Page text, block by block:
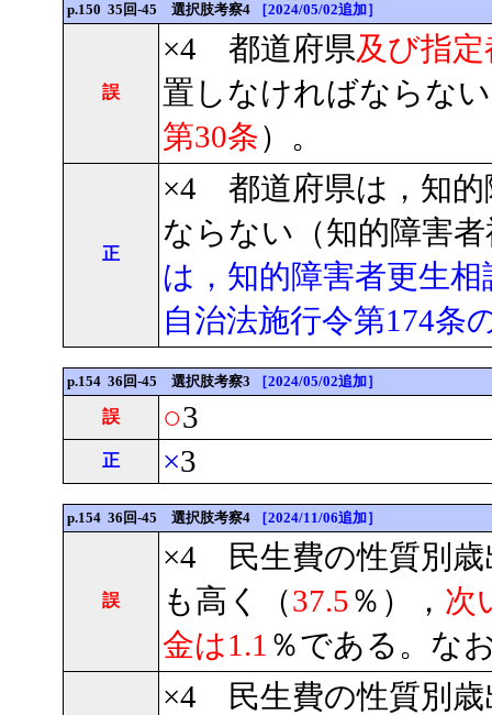
p.150 35回-45 選択肢考察4 ［2024/05/02追加］
誤
×4 都道府県及び指定
置しなければならな
第30条）。
正
×4 都道府県は，知的
ならない（知的障害
は，知的障害者更生
自治法施行令第174条
p.154 36回-45 選択肢考察3 ［2024/05/02追加］
誤 ○3
正 ×3
p.154 36回-45 選択肢考察4 ［2024/11/06追加］
誤
×4 民生費の性質別歳
も高く（37.5％）， 次
金は1.1 ％である。な
×4 民生費の性質別歳